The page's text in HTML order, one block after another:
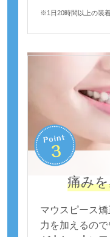
※1日20時間以上の装
痛み
マウスピース
力を加えるの